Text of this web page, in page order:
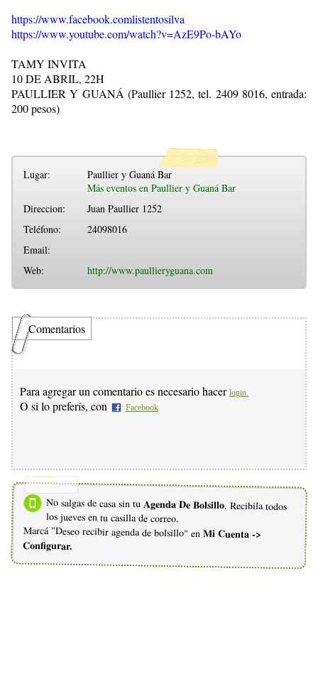
https://www.facebook.comlistentosilva
https://www.youtube.com/watch?v=AzE9Po-bAYo
TAMY INVITA
10 DE ABRIL, 22H
PAULLIER Y GUANÁ (Paullier 1252, tel. 2409 8016, entrada:
200 pesos)
Lugar:
Paullier y Guaná Bar
Más eventos en Paullier y Guaná Bar
Direccion:
Juan Paullier 1252
Teléfono:
24098016
Email:
Web:
http://www.paullieryguana.com
Comentarios
Para agregar un comentario es necesario hacer login.
O si lo preferís, con Facebook
No salgas de casa sin tu Agenda De Bolsillo. Recibila todos
los jueves en tu casilla de correo.
Marcá "Deseo recibir agenda de bolsillo" en Mi Cuenta ->
Configurar.